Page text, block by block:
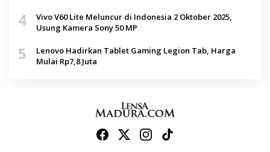
4
Vivo V60 Lite Meluncur di Indonesia 2 Oktober 2025,
Usung Kamera Sony 50 MP
5
Lenovo Hadirkan Tablet Gaming Legion Tab, Harga
Mulai Rp7,8 Juta